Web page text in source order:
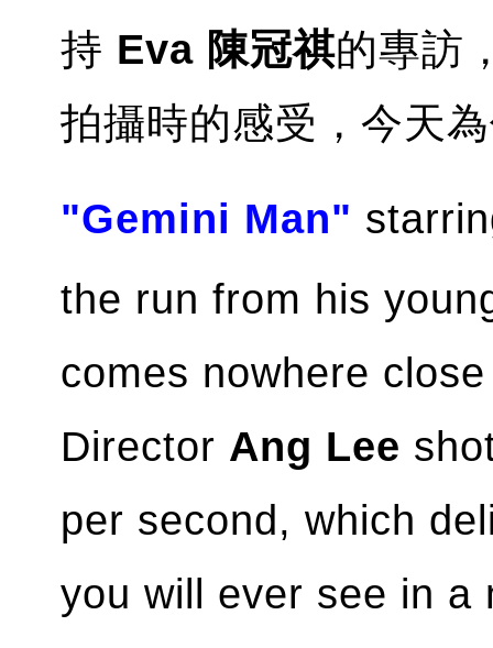
持 Eva 陳冠祺的專訪
拍攝時的感受，今天
"Gemini Man"
the run from his
comes nowhere
Director Ang Lee
per second, which
you will ever see in